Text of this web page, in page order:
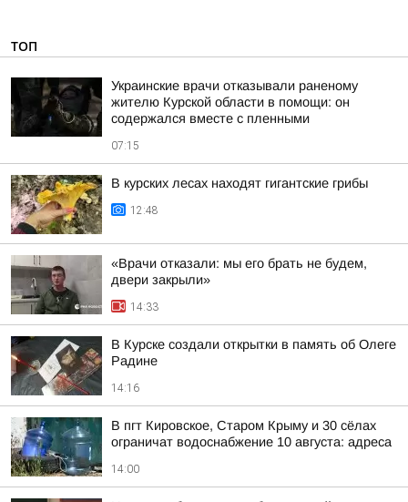
ТОП
Украинские врачи отказывали раненому
жителю Курской области в помощи: он
содержался вместе с пленными
07:15
В курских лесах находят гигантские грибы
12:48
«Врачи отказали: мы его брать не будем,
двери закрыли»
14:33
В Курске создали открытки в память об Олеге
Радине
14:16
В пгт Кировское, Старом Крыму и 30 сёлах
ограничат водоснабжение 10 августа: адреса
14:00